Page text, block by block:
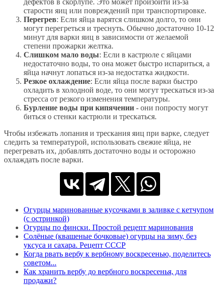
старости яиц или повреждений при транспортировке.
Перегрев: Если яйца варятся слишком долго, то они
могут перегреться и треснуть. Обычно достаточно 10-12
минут для варки яиц в зависимости от желаемой
степени прожарки желтка.
Слишком мало воды: Если в кастрюле с яйцами
недостаточно воды, то она может быстро испариться, а
яйца начнут лопаться из-за недостатка жидкости.
Резкое охлаждение: Если яйца после варки быстро
охладить в холодной воде, то они могут трескаться из-за
стресса от резкого изменения температуры.
Бурление воды при кипячении - они попросту могут
биться о стенки кастрюли и трескаться.
Чтобы избежать лопания и трескания яиц при варке, следует
следить за температурой, использовать свежие яйца, не
перегревать их, добавлять достаточно воды и осторожно
охлаждать после варки.
Огурцы маринованные кусочками в заливке с кетчупом
(с остринкой)
Огурцы по фински. Простой рецепт маринования
Солёные (квашеные бочковые) огурцы на зиму, без
уксуса и сахара. Рецепт СССР
Когда рвать вербу к вербному воскресенью, поделитесь
советом...
Как хранить вербу до вербного воскресенья, для
продажи?